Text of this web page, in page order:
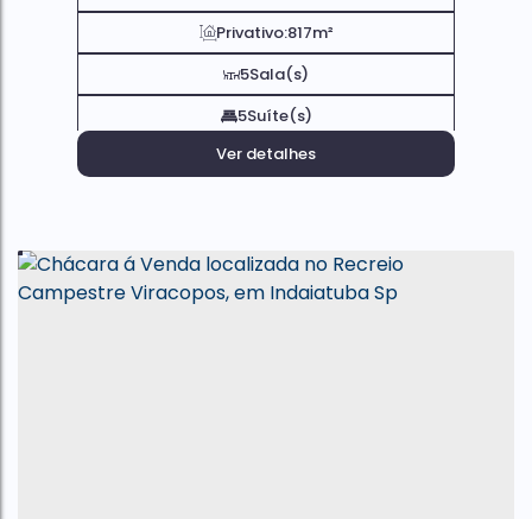
Privativo:817m²
5Sala(s)
5Suíte(s)
Ver detalhes